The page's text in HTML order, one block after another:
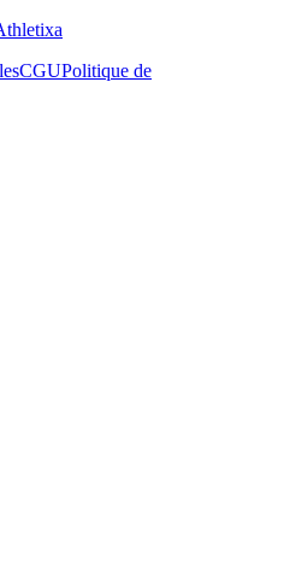
CGUPolitique de